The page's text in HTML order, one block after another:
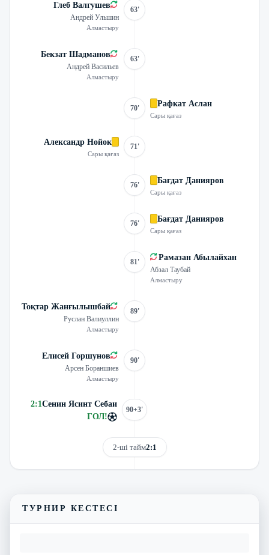
Глеб Валгушев
Андрей Ульшин
Алмастыру
63'
Бекзат Шадманов
Андрей Васильев
Алмастыру
63'
70' Рафкат Аслан
Сары қағаз
Александр Нойок
Сары қағаз
71'
76' Бағдат Данияров
Сары қағаз
76' Бағдат Данияров
Сары қағаз
81' Рамазан Абылайхан
Абзал Таубай
Алмастыру
Тоқтар Жанғылышбай
Руслан Валиуллин
Алмастыру
89'
Елисей Горшунов
Арсен Бораншиев
Алмастыру
90'
2:1Сенин Ясинт Себаи
ГОЛ!
90+3'
2-ші тайм2:1
ТУРНИР КЕСТЕСІ